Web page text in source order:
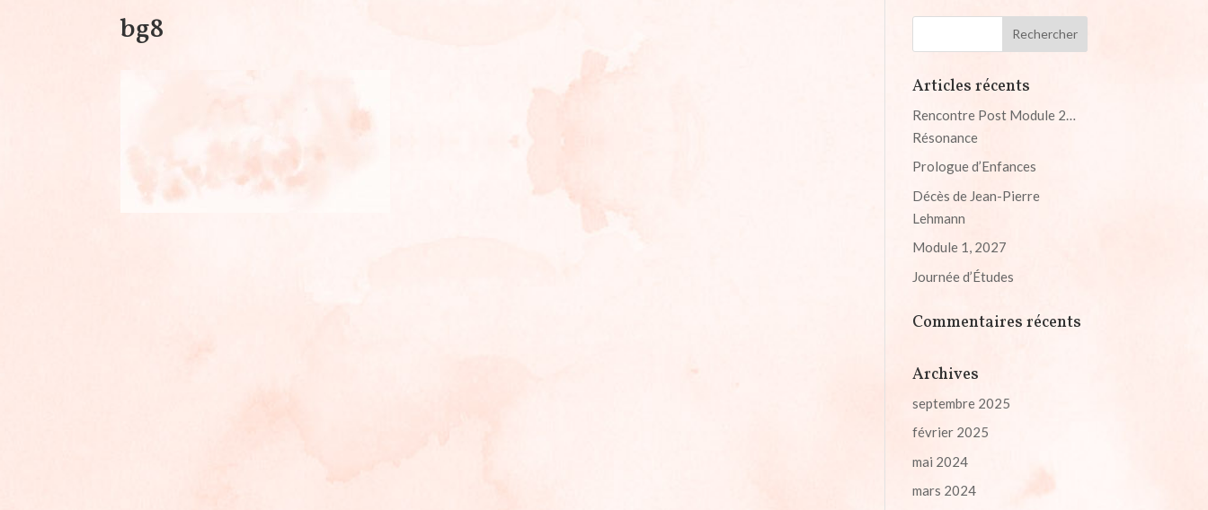
bg8
Articles récents
Rencontre Post Module 2…
Résonance
Prologue d’Enfances
Décès de Jean-Pierre
Lehmann
Module 1, 2027
Journée d’Études
Commentaires récents
Archives
septembre 2025
février 2025
mai 2024
mars 2024